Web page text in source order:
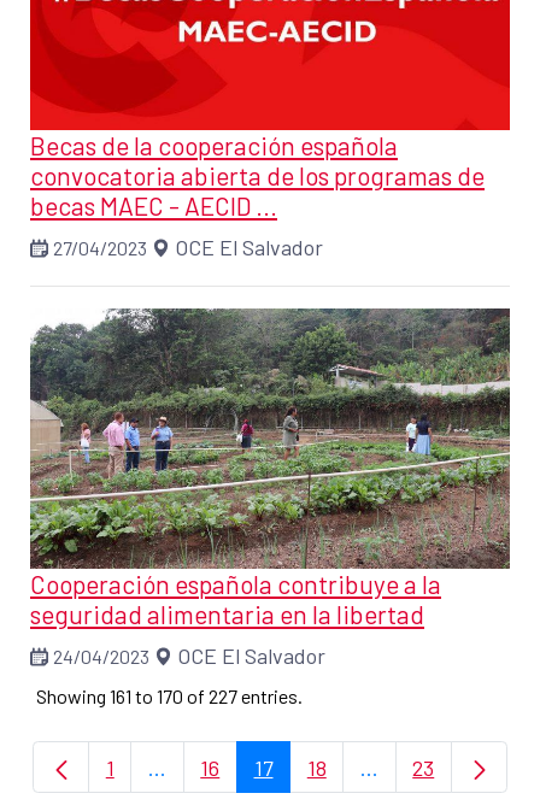
Becas de la cooperación española
convocatoria abierta de los programas de
becas MAEC - AECID ...
27/04/2023 OCE El Salvador
Cooperación española contribuye a la
seguridad alimentaria en la libertad
24/04/2023 OCE El Salvador
Showing 161 to 170 of 227 entries.
Page
1 ...Intermediate Pages Use TAB to navigate.
Page
16 Page
17 Page
18 ...Intermediate
Page
23